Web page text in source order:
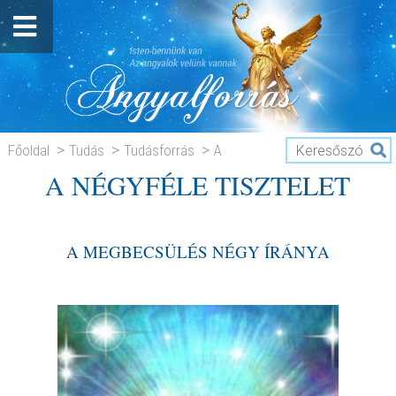
Főoldal Tudás Tudásforrás
A
NÉGYFÉLE TISZTELET
A NÉGYFÉLE TISZTELET
A MEGBECSÜLÉS NÉGY ÍRÁNYA